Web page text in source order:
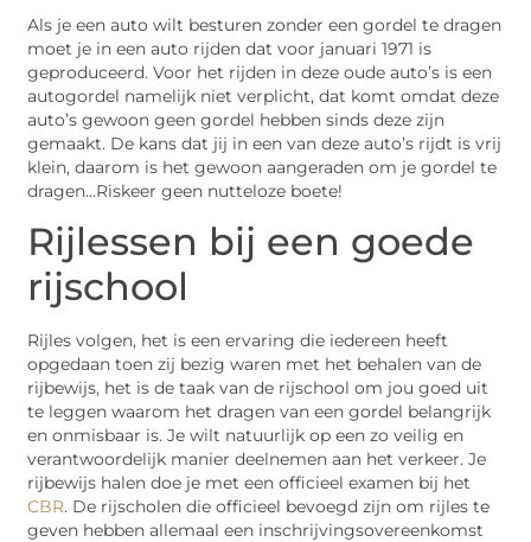
Als je een auto wilt besturen zonder een gordel te dragen
moet je in een auto rijden dat voor januari 1971 is
geproduceerd. Voor het rijden in deze oude auto’s is een
autogordel namelijk niet verplicht, dat komt omdat deze
auto’s gewoon geen gordel hebben sinds deze zijn
gemaakt. De kans dat jij in een van deze auto’s rijdt is vrij
klein, daarom is het gewoon aangeraden om je gordel te
dragen…Riskeer geen nutteloze boete!
Rijlessen bij een goede
rijschool
Rijles volgen, het is een ervaring die iedereen heeft
opgedaan toen zij bezig waren met het behalen van de
rijbewijs, het is de taak van de rijschool om jou goed uit
te leggen waarom het dragen van een gordel belangrijk
en onmisbaar is. Je wilt natuurlijk op een zo veilig en
verantwoordelijk manier deelnemen aan het verkeer. Je
rijbewijs halen doe je met een officieel examen bij het
CBR. De rijscholen die officieel bevoegd zijn om rijles te
geven hebben allemaal een inschrijvingsovereenkomst